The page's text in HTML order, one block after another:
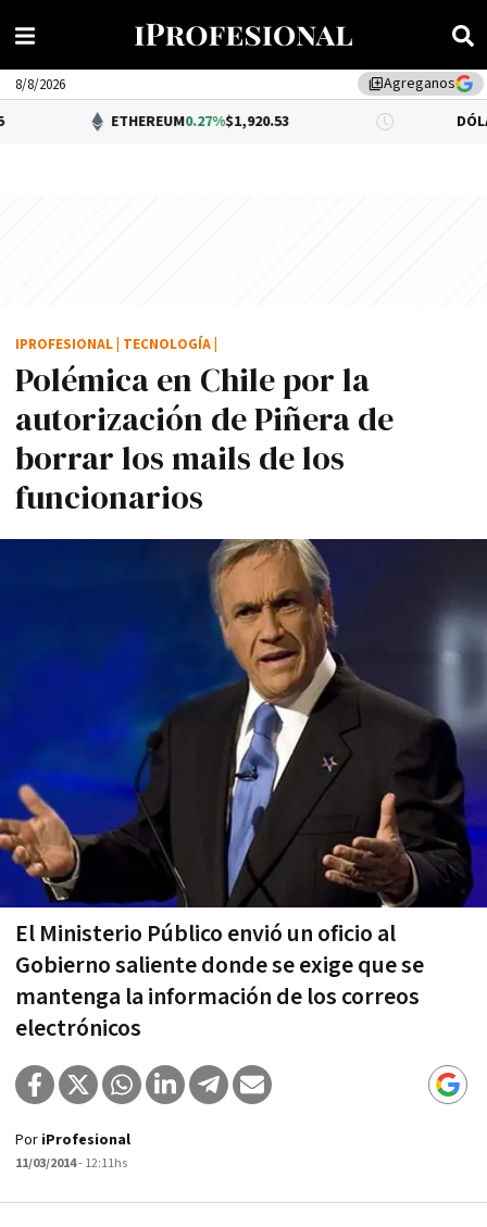
library_addAgreganos
8/8/2026
ETHEREUM 0.27%$1,920.53 DÓLAR BNA
Polémica en Chile por la
autorización de Piñera de
borrar los mails de los
funcionarios
El Ministerio Público envió un oficio al
Gobierno saliente donde se exige que se
mantenga la información de los correos
electrónicos
IPROFESIONAL TECNOLOGÍA
Por iProfesional
11/03/2014- 12:11hs